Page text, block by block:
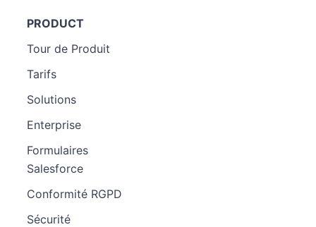
PRODUCT
Tour de Produit
Tarifs
Solutions
Enterprise
Formulaires
Salesforce
Conformité RGPD
Sécurité